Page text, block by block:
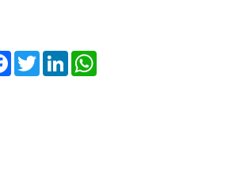
Facebook
TwitterLinkedIn